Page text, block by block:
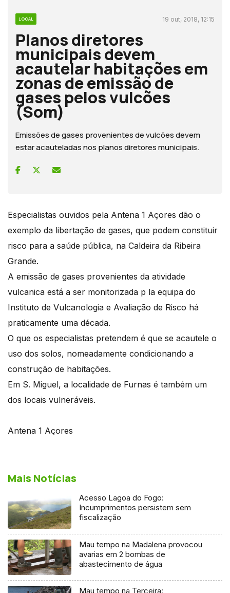
LOCAL 19 out, 2018, 12:15
Planos diretores
municipais devem
acautelar habitações em
zonas de emissão de
gases pelos vulcões
(Som)
Emissões de gases provenientes de vulcões devem
estar acauteladas nos planos diretores municipais.
Especialistas ouvidos pela Antena 1 Açores dão o
exemplo da libertação de gases, que podem constituir
risco para a saúde pública, na Caldeira da Ribeira
Grande.
A emissão de gases provenientes da atividade
vulcanica está a ser monitorizada p la equipa do
Instituto de Vulcanologia e Avaliação de Risco há
praticamente uma década.
O que os especialistas pretendem é que se acautele o
uso dos solos, nomeadamente condicionando a
construção de habitações.
Em S. Miguel, a localidade de Furnas é também um
dos locais vulneráveis.
Antena 1 Açores
Mais Notícias
Acesso Lagoa do Fogo:
Incumprimentos persistem sem
fiscalização
Mau tempo na Madalena provocou
avarias em 2 bombas de
abastecimento de água
Mau tempo na Terceira: